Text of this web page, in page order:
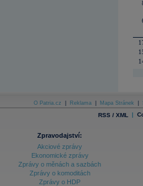
O Patria.cz Reklama Mapa Stránek
RSS / XML |
Zpravodajství:
Akciové zprávy
Ekonomické zprávy
Zprávy o měnách a sazbách
Zprávy o komoditách
Zprávy o HDP